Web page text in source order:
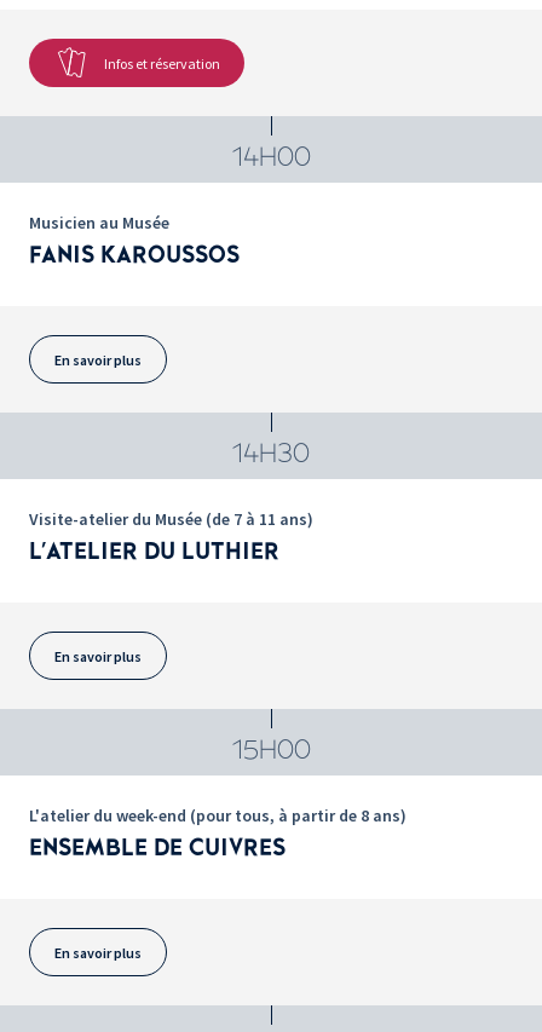
Infos et réservation
14H00
Musicien au Musée
FANIS KAROUSSOS
En savoir plus
14H30
Visite-atelier du Musée (de 7 à 11 ans)
L'ATELIER DU LUTHIER
En savoir plus
15H00
L'atelier du week-end (pour tous, à partir de 8 ans)
ENSEMBLE DE CUIVRES
En savoir plus